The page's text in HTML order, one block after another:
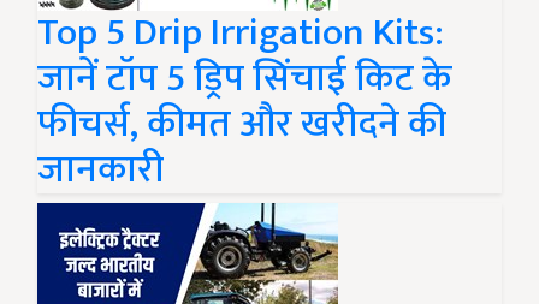
Top 5 Drip Irrigation Kits:
जानें टॉप 5 ड्रिप सिंचाई किट के
फीचर्स, कीमत और खरीदने की
जानकारी